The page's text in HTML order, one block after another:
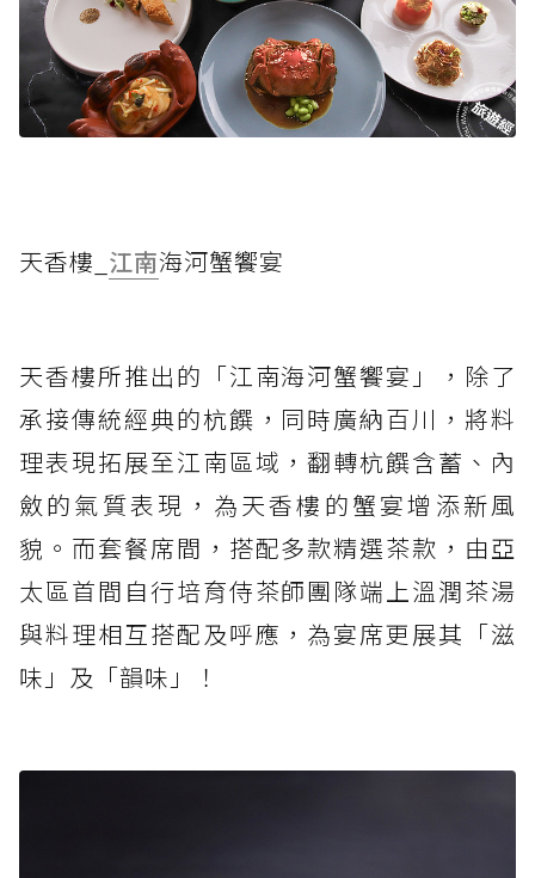
天香樓_ 江南海河蟹饗宴
天香樓所推出的「江南海河蟹饗宴」，除了
承接傳統經典的杭饌，同時廣納百川，將料
理表現拓展至江南區域，翻轉杭饌含蓄、內
斂的氣質表現，為天香樓的蟹宴增添新風
貌。而套餐席間，搭配多款精選茶款，由亞
太區首間自行培育侍茶師團隊端上溫潤茶湯
與料理相互搭配及呼應，為宴席更展其「滋
味」及「韻味」！